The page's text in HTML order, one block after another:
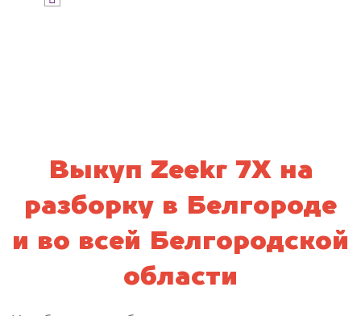
Выкуп Zeekr 7X на
разборку в Белгороде
и во всей Белгородской
области